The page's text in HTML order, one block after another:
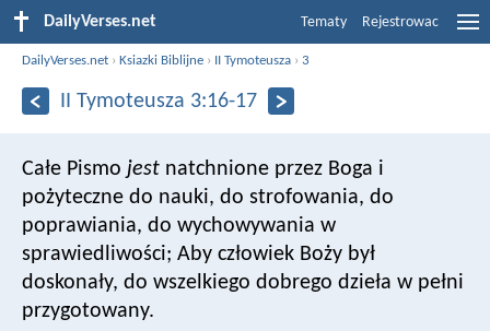
DailyVerses.net Tematy Rejestrowac
DailyVerses.net ›Ksiazki Biblijne › II Tymoteusza ›3
II Tymoteusza 3:16-17
Całe Pismo jest natchnione przez Boga i
pożyteczne do nauki, do strofowania, do
poprawiania, do wychowywania w
sprawiedliwości; Aby człowiek Boży był
doskonały, do wszelkiego dobrego dzieła w pełni
przygotowany.